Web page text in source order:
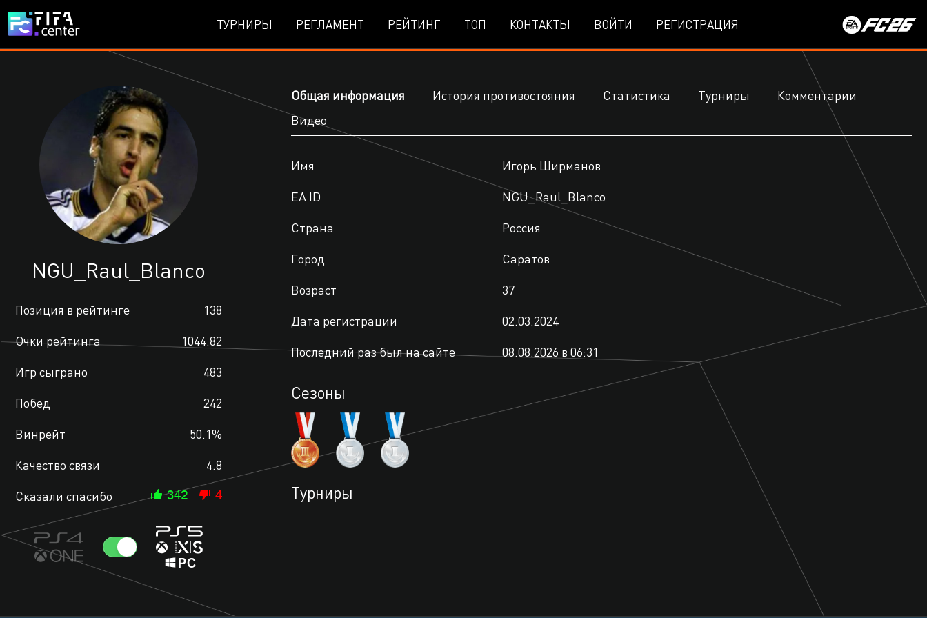
ТУРНИРЫ РЕГЛАМЕНТ РЕЙТИНГ ТОП КОНТАКТЫ ВОЙТИ РЕГИСТРАЦИЯ
NGU_Raul_Blanco
Позиция в рейтинге
138
Очки рейтинга
1044.82
Игр сыграно
483
Побед
242
Винрейт
50.1%
Качество связи
4.8
Сказали спасибо
342 4
Общая информация История противостояния Статистика Турниры
Комментарии
Видео
Имя
Игорь Ширманов
EA ID
NGU_Raul_Blanco
Страна
Россия
Город
Саратов
Возраст
37
Дата регистрации
02.03.2024
Последний раз был на сайте
08.08.2026 в 06:31
Сезоны
Турниры